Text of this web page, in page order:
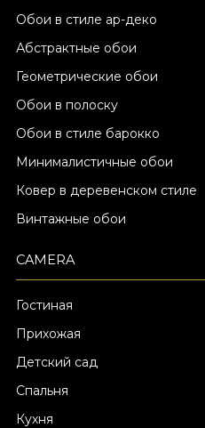
Обои в стиле ар-деко
Абстрактные обои
Геометрические обои
Обои в полоску
Обои в стиле барокко
Минималистичные обои
Ковер в деревенском стиле
Винтажные обои
CAMERA
Гостиная
Прихожая
Детский сад
Спальня
Кухня